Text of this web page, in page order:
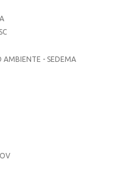
AMBIENTE - SEDEMA